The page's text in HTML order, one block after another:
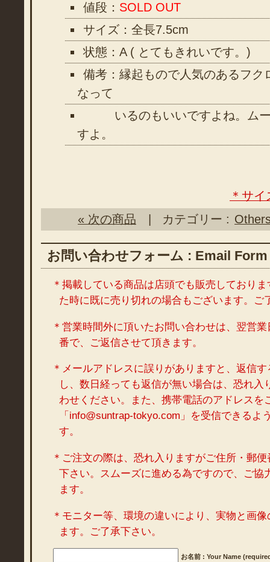
値段： SOLD OUT
サイズ：全長7.5cm
状態：A ( とてもきれいです。)
備考：縁起もので人気のあるフク
なって
いるのもいいですよね。ムー
すよ。
＊サ
« 次の商品
| カテゴリー :
お問い合わせフォーム : Email Form
＊掲載している商品は店頭でも販売しており
た時に既に売り切れの場合もございます。ご
＊営業時間外に頂いたお問い合わせは、翌営
番で、ご返信させて頂きます。
＊メールアドレスに誤りがありますと、返信
し、数日経っても返信が無い場合は、恐れ入
わせください。また、携帯電話のアドレスを
「info@suntrap-tokyo.com」を受信できるよ
す。
＊ご注文の際は、恐れ入りますがご住所・郵
下さい。スムーズに進める為ですので、ご協
ます。
＊モニター等、環境の違いにより、実物と画
ます。ご了承下さい。
お名前 : Your Name